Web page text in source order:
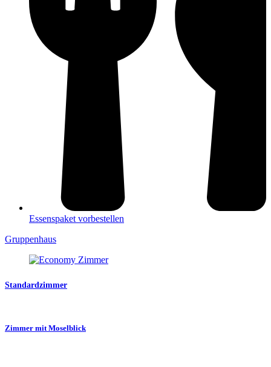
Essenspaket vorbestellen
Gruppenhaus
Standardzimmer
Zimmer mit Moselblick